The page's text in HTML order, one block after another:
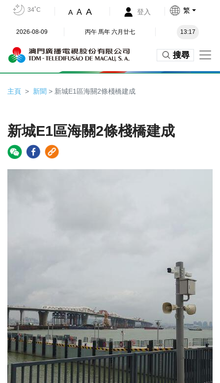
34˚C A A A 登入 繁
2026-08-09 丙午 馬年 六月廿七 13:17
搜尋
主頁 新聞 > 新城E1區海關2條棧橋建成
新城E1區海關2條棧橋建成